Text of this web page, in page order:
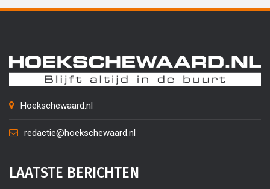
Hoekschewaard.nl
redactie@hoekschewaard.nl
LAATSTE BERICHTEN